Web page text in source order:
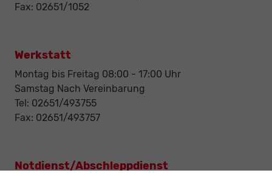
Fax: 02651/1052
Werkstatt
Montag bis Freitag 08:00 - 17:00 Uhr
Samstag Nach Vereinbarung
Tel: 02651/493755
Fax: 02651/493757
Notdienst/Abschleppdienst